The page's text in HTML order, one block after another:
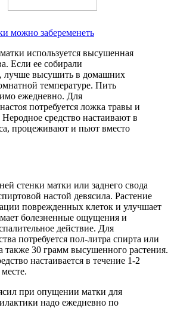
можно забеременеть
используется высушенная
Если ее собирали
лучше высушить в домашних
температуре. Пить
ежедневно. Для
потребуется ложка травы и
Неродное средство настаивают в
процеживают и пьют вместо
стенки матки или заднего свода
настой девясила. Растение
поврежденных клеток и улучшает
болезненные ощущения и
действие. Для
потребуется пол-литра спирта или
также 30 грамм высушенного растения.
настаивается в течение 1-2
при опущении матки для
надо ежедневно по